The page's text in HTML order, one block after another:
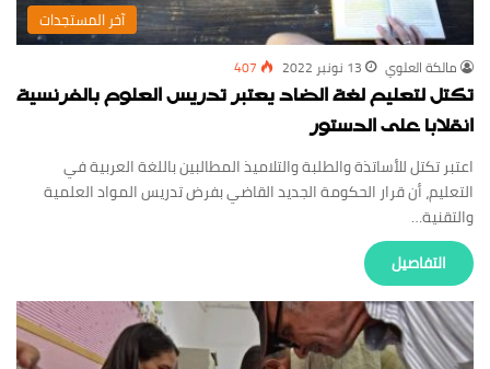
‏آخر المستجدات
مالكة العلوي 13 نونبر 2022 407
تكتل لتعليم لغة الضاد يعتبر تدريس العلوم بالفرنسية
انقلابا على الدستور
اعتبر تكتل للأساتذة والطلبة والتلاميذ المطالبين باللغة العربية في
التعليم، أن قرار الحكومة الجديد القاضي بفرض تدريس المواد العلمية
والتقنية…
‏التفاصيل